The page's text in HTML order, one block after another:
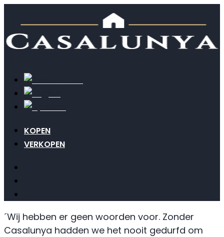
KOPEN
VERKOPEN
´Wij hebben er geen woorden voor. Zonder
Casalunya hadden we het nooit gedurfd om